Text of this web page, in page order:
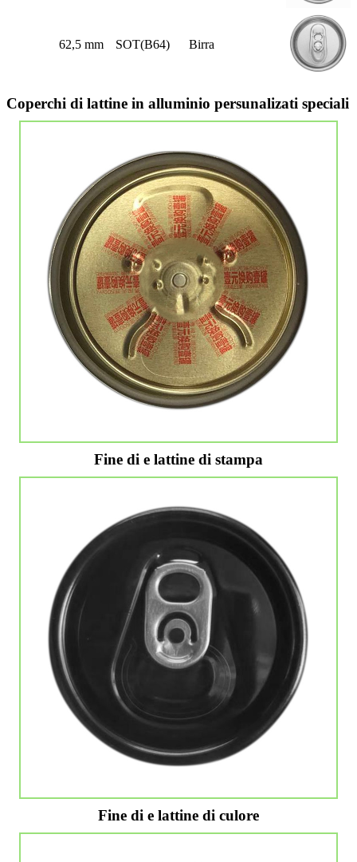
62,5 mm SOT(B64) Birra
Coperchi di lattine in alluminio persunalizati speciali
Fine di e lattine di stampa
Fine di e lattine di culore